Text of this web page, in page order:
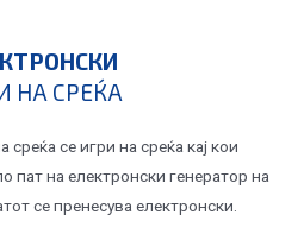
НА СРЕЌА
среќа се игри на среќа кај кои
пат на електронски генератор на
се пренесува електронски.